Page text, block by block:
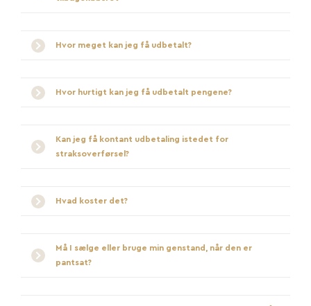
Hvor meget kan jeg få udbetalt?
Hvor hurtigt kan jeg få udbetalt pengene?
Kan jeg få kontant udbetaling istedet for
straksoverførsel?
Hvad koster det?
Må I sælge eller bruge min genstand, når den er
pantsat?